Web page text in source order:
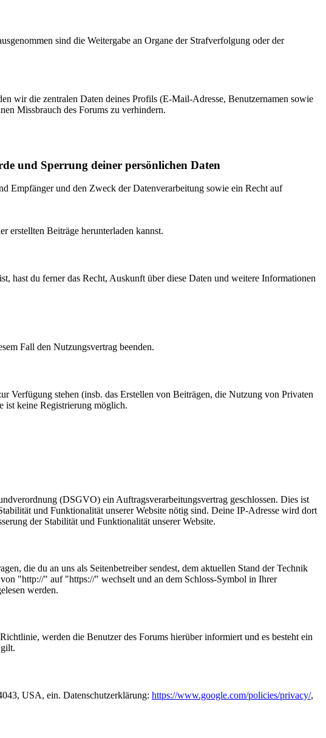
sind die Weitergabe an Organe der Strafverfolgung oder der
wir die zentralen Daten deines Profils (E-Mail-Adresse, Benutzernamen sowie
Missbrauch des Forums zu verhindern.
und Sperrung deiner persönlichen Daten
Empfänger und den Zweck der Datenverarbeitung sowie ein Recht auf
erstellten Beiträge herunterladen kannst.
hast du ferner das Recht, Auskunft über diese Daten und weitere Informationen
Fall den Nutzungsvertrag beenden.
Verfügung stehen (insb. das Erstellen von Beiträgen, die Nutzung von Privaten
ist keine Registrierung möglich.
(DSGVO) ein Auftragsverarbeitungsvertrag geschlossen. Dies ist
und Funktionalität unserer Website nötig sind. Deine IP-Adresse wird dort
der Stabilität und Funktionalität unserer Website.
die du an uns als Seitenbetreiber sendest, dem aktuellen Stand der Technik
"http://" auf "https://" wechselt und an dem Schloss-Symbol in Ihrer
werden.
werden die Benutzer des Forums hierüber informiert und es besteht ein
USA, ein. Datenschutzerklärung: https://www.google.com/policies/privacy/,